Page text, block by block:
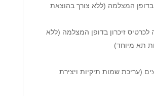
המצלמה (ללא צורך בהוצאת
לכרטיס זיכרון בדופן המצלמה (ללא
תא מיוחד)
(עריכת שמות תיקיות ויצירת